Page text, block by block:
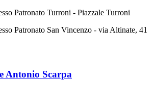
Patronato Turroni - Piazzale Turroni
Patronato San Vincenzo - via Altinate, 41
Antonio Scarpa